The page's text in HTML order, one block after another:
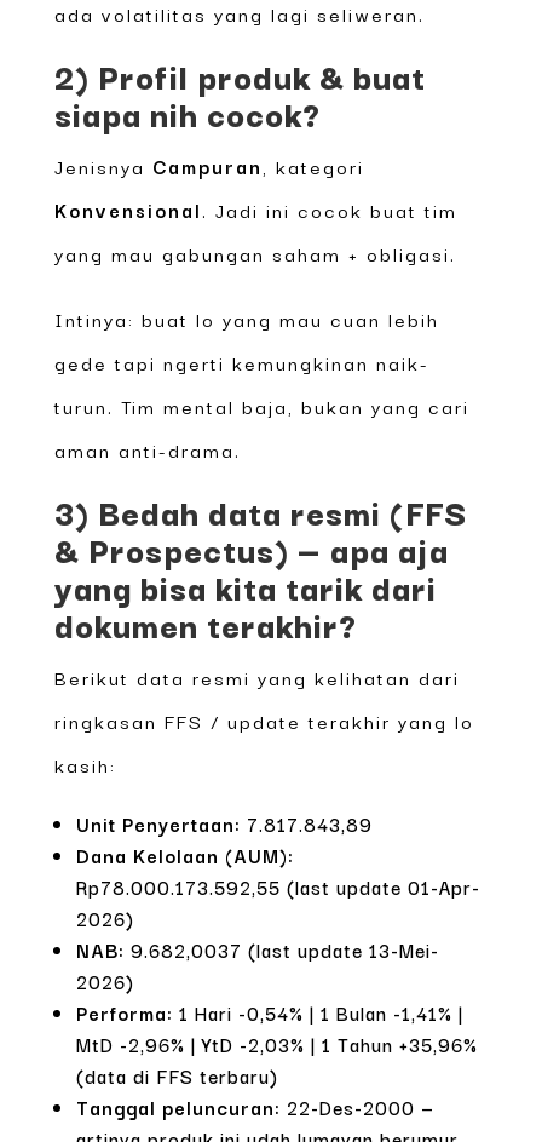
ada volatilitas yang lagi seliweran.
2) Profil produk & buat
siapa nih cocok?
Jenisnya Campuran , kategori
Konvensional. Jadi ini cocok buat tim
yang mau gabungan saham + obligasi.
Intinya: buat lo yang mau cuan lebih
gede tapi ngerti kemungkinan naik-
turun. Tim mental baja, bukan yang cari
aman anti-drama.
3) Bedah data resmi (FFS
& Prospectus) — apa aja
yang bisa kita tarik dari
dokumen terakhir?
Berikut data resmi yang kelihatan dari
ringkasan FFS / update terakhir yang lo
kasih:
Unit Penyertaan: 7.817.843,89
Dana Kelolaan (AUM):
Rp78.000.173.592,55 (last update 01-Apr-
2026)
NAB: 9.682,0037 (last update 13-Mei-
2026)
Performa: 1 Hari -0,54% | 1 Bulan -1,41% |
MtD -2,96% | YtD -2,03% | 1 Tahun +35,96%
(data di FFS terbaru)
Tanggal peluncuran: 22-Des-2000 —